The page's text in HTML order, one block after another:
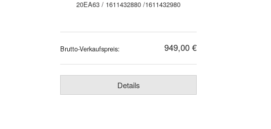
20EA63 / 1611432880 /1611432980
Brutto-Verkaufspreis: 949,00 €
Details